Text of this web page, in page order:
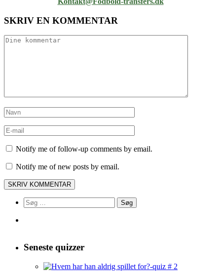
SKRIV EN KOMMENTAR
Notify me of follow-up comments by email.
Notify me of new posts by email.
Søg
efter:
Seneste quizzer